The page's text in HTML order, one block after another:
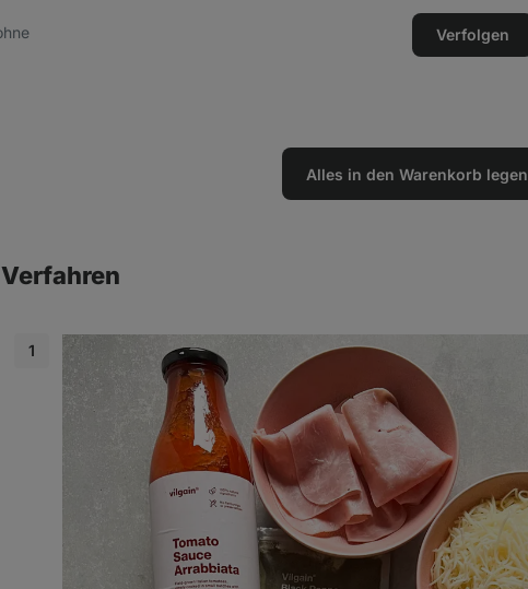
Verfolgen
Alles in den Warenkorb legen
Verfahren